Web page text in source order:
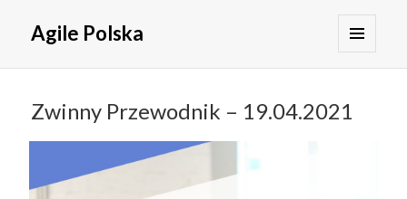
Agile Polska
WIDGETY
Zwinny Przewodnik – 19.04.2021